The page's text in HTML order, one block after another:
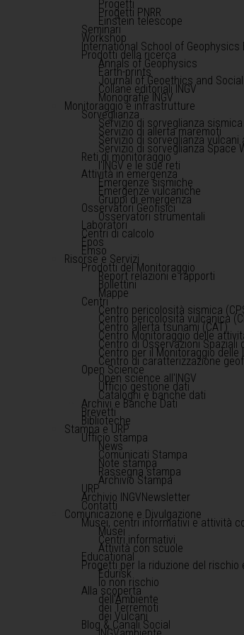
Progetti
Progetti PNRR
Einstein telescope
Seminari
Workshop
International School of Geophysics
Prodotti della ricerca
Annals of Geophysics
Earth-prints
Journal of Geoethics and
Collane editoriali INGV
Monografie INGV
Monitoraggio e infrastrutture
Sorveglianza
Servizio di sorveglianza sismica
Servizio di allerta maremoti
Servizio di sorveglianza vulcani
Servizio di sorveglianza Space
Reti di monitoraggio
l'INGV e le sue reti
Attività in emergenza
Emergenze sismiche
Emergenze vulcaniche
Gruppi di emergenza
Osservatori Geofisici
Osservatori strumentali
Laboratori
Centri di calcolo
Epos
Emso
Risorse e Servizi
Prodotti del Monitoraggio
Report relazioni e rapporti
Bollettini
Mappe
Centri
Centro pericolosità sismica
Centro pericolosità vulcanica
Centro allerta tsunami (CAT)
Centro Monitoraggio delle
Centro di Osservazioni Spaziali
Centro per il Monitoraggio delle
Centro di caratterizzazione
Open Science
Open science all'INGV
Ufficio gestione dati
Cataloghi e banche dati
Archivi e Banche Dati
Brevetti
Biblioteche
Stampa e URP
Ufficio stampa
News
Comunicati Stampa
Note stampa
Rassegna stampa
Archivio Stampa
URP
Archivio INGVNewsletter
Contatti
Comunicazione e Divulgazione
Musei, centri informativi e attività
Musei
Centri informativi
Attività con scuole
Educational
Progetti per la riduzione del
Edurisk
Io non rischio
Alla scoperta
dell'Ambiente
dei Terremoti
dei Vulcani
Blog & Canali Social